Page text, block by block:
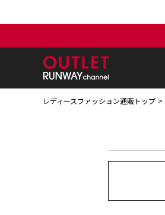
レディースファッション通販トップ